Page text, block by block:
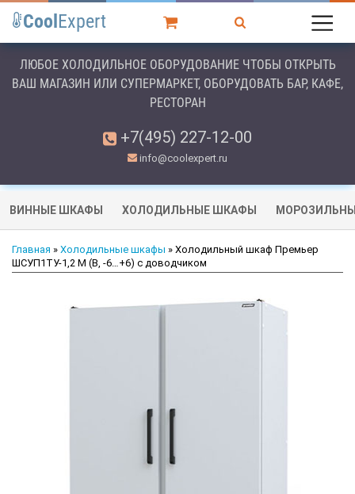
Cool Expert
ЛЮБОЕ ХОЛОДИЛЬНОЕ ОБОРУДОВАНИЕ ЧТОБЫ ОТКРЫТЬ
ВАШ МАГАЗИН ИЛИ СУПЕРМАРКЕТ, ОБОРУДОВАТЬ БАР, КАФЕ,
РЕСТОРАН
+7(495) 227-12-00
info@coolexpert.ru
ВИННЫЕ ШКАФЫ ХОЛОДИЛЬНЫЕ ШКАФЫ
Главная » Холодильные шкафы » Холодильный шкаф Премьер
ШСУП1ТУ-1,2 М (В, -6…+6) с доводчиком